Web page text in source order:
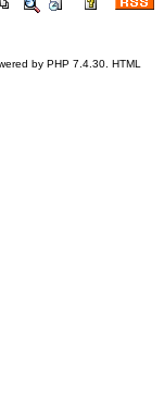
by PHP 7.4.30. HTML